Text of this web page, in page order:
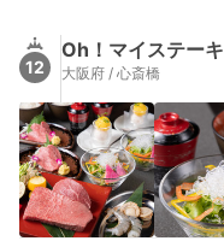
12
Oh！マイステーキ
大阪府 / 心斎橋